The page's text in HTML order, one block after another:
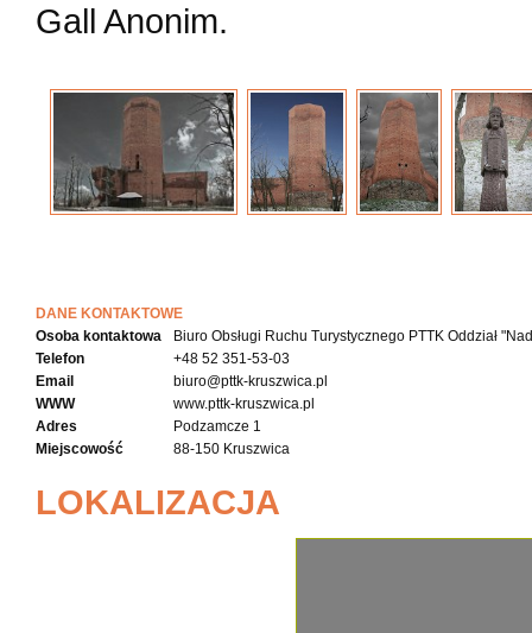
Gall Anonim.
DANE KONTAKTOWE
Osoba kontaktowa
Biuro Obsługi Ruchu Turystycznego PTTK Oddział
Telefon
+48 52 351-53-03
Email
biuro@pttk-kruszwica.pl
WWW
www.pttk-kruszwica.pl
Adres
Podzamcze 1
Miejscowość
88-150 Kruszwica
LOKALIZACJA